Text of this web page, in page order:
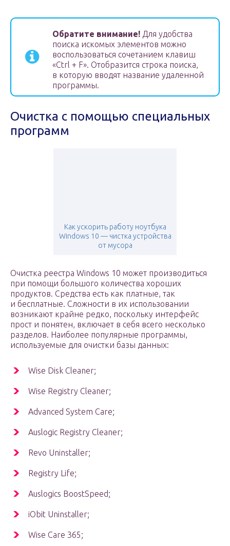
Обратите внимание! Для удобства
поиска искомых элементов можно
воспользоваться сочетанием клавиш
«Ctrl + F». Отобразится строка поиска,
в которую вводят название удаленной
программы.
Очистка с помощью специальных
программ
Как ускорить работу ноутбука
Windows 10 — чистка устройства
от мусора
Очистка реестра Windows 10 может производиться
при помощи большого количества хороших
продуктов. Средства есть как платные, так
и бесплатные. Сложности в их использовании
возникают крайне редко, поскольку интерфейс
прост и понятен, включает в себя всего несколько
разделов. Наиболее популярные программы,
используемые для очистки базы данных:
Wise Disk Cleaner;
Wise Registry Cleaner;
Advanced System Care;
Аuslogic Registry Cleaner;
Revo Uninstaller;
Registry Life;
Auslogics BoostSpeed;
iObit Uninstaller;
Wise Care 365;